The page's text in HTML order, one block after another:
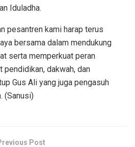
Iduladha.
pesantren kami harap terus
bersama dalam mendukung
serta memperkuat peran
dakwah, dan
Gus Ali yang juga pengasuh
(Sanusi)
Post